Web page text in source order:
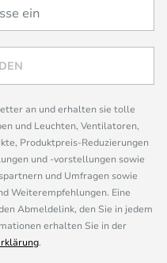
an und erhalten sie tolle
und Leuchten, Ventilatoren,
Produktpreis-Reduzierungen
und -vorstellungen sowie
und Umfragen sowie
Weiterempfehlungen. Eine
Abmeldelink, den Sie in jedem
erhalten Sie in der
.